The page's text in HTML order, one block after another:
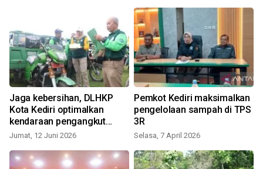
Jaga kebersihan, DLHKP
Kota Kediri optimalkan
kendaraan pengangkut
sampah
Jumat, 12 Juni 2026
Pemkot Kediri maksimalkan
pengelolaan sampah di TPS
3R
Selasa, 7 April 2026